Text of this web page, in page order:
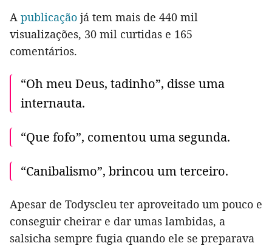
A publicação já tem mais de 440 mil
visualizações, 30 mil curtidas e 165
comentários.
“Oh meu Deus, tadinho”, disse uma
internauta.
“Que fofo”, comentou uma segunda.
“Canibalismo”, brincou um terceiro.
Apesar de Todyscleu ter aproveitado um pouco e
conseguir cheirar e dar umas lambidas, a
salsicha sempre fugia quando ele se preparava